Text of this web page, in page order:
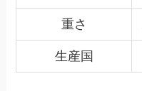
重さ
生産国